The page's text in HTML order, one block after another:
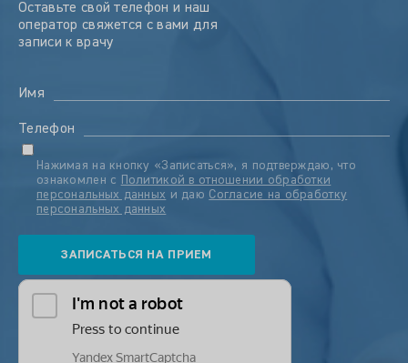
Оставьте свой телефон и наш
оператор свяжется с вами для
записи к врачу
Имя
Телефон
Нажимая на кнопку «Записаться», я подтверждаю, что
ознакомлен с
Политикой в отношении обработки
персональных данных и даю Согласие на обработку
персональных данных